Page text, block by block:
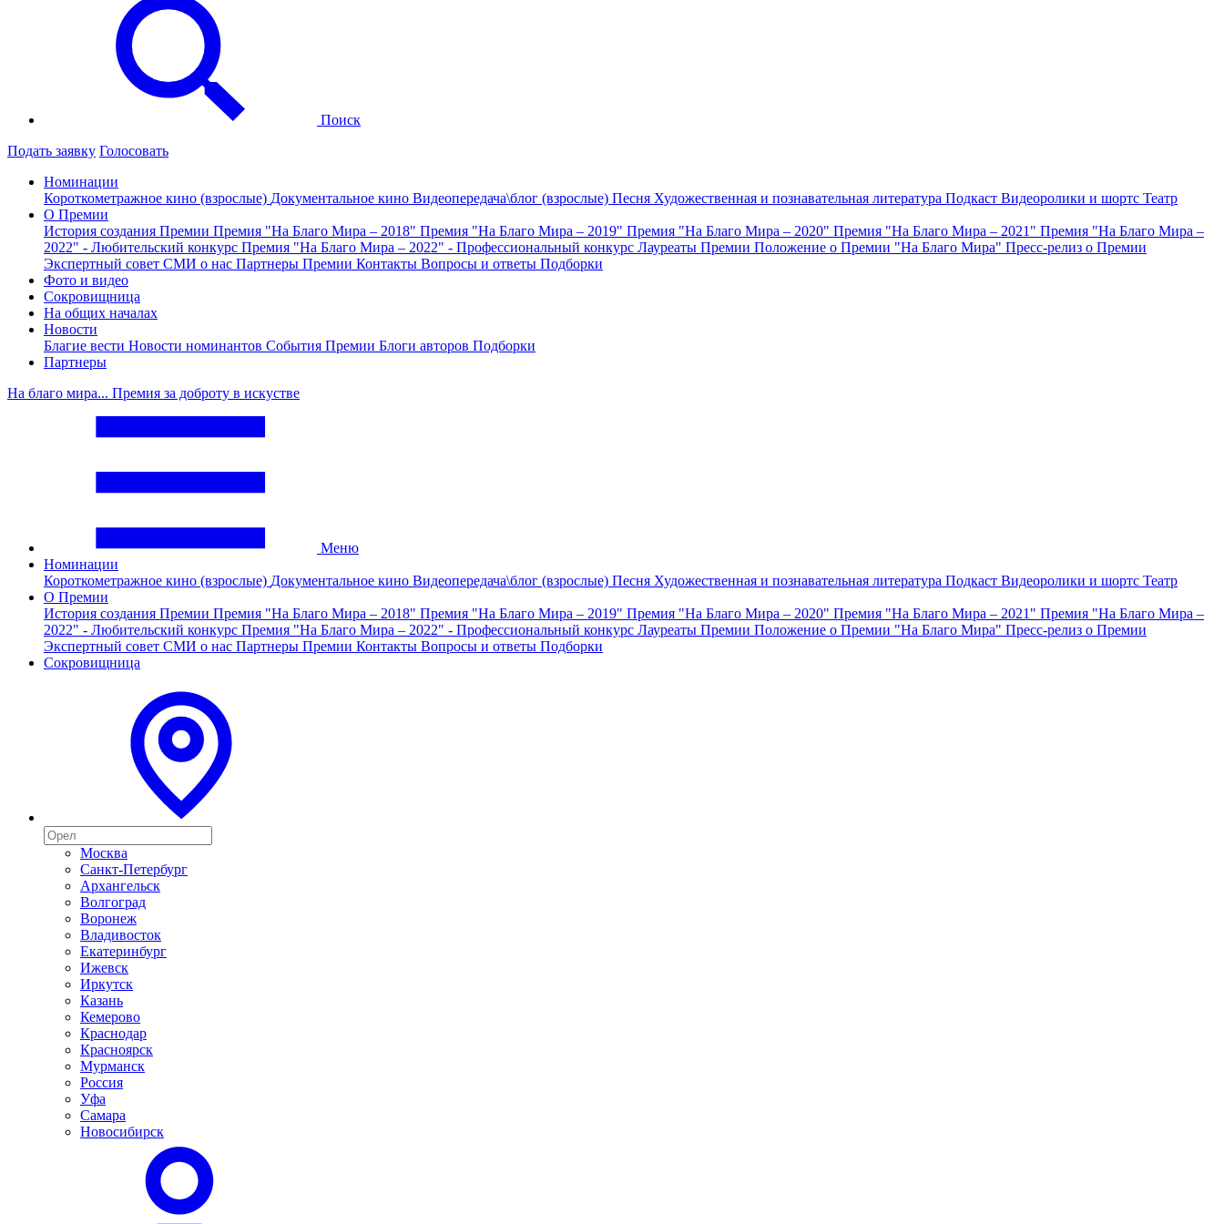
Поиск
Подать заявку Голосовать
Номинации
Короткометражное кино (взрослые) Документальное кино Видеопередача\блог (взрослые) Песня Художественная и познавательная литература Подкаст Видеоролики и шортс Театр
О Премии
История создания Премии Премия "На Благо Мира – 2018" Премия "На Благо Мира – 2019" Премия "На Благо Мира – 2020" Премия "На Благо Мира – 2021" Премия "На Благо Мира –
2022" - Любительский конкурс Премия "На Благо Мира – 2022" - Профессиональный конкурс Лауреаты Премии Положение о Премии "На Благо Мира" Пресс-релиз о Премии
Экспертный совет СМИ о нас Партнеры Премии Контакты Вопросы и ответы Подборки
Фото и видео
Сокровищница
На общих началах
Новости
Благие вести Новости номинантов События Премии Блоги авторов Подборки
Партнеры
На благо мира... Премия за доброту в искустве
Меню
Номинации
Короткометражное кино (взрослые) Документальное кино Видеопередача\блог (взрослые) Песня Художественная и познавательная литература Подкаст Видеоролики и шортс Театр
О Премии
История создания Премии Премия "На Благо Мира – 2018" Премия "На Благо Мира – 2019" Премия "На Благо Мира – 2020" Премия "На Благо Мира – 2021" Премия "На Благо Мира –
2022" - Любительский конкурс Премия "На Благо Мира – 2022" - Профессиональный конкурс Лауреаты Премии Положение о Премии "На Благо Мира" Пресс-релиз о Премии
Экспертный совет СМИ о нас Партнеры Премии Контакты Вопросы и ответы Подборки
Сокровищница
Москва
Санкт-Петербург
Архангельск
Волгоград
Воронеж
Владивосток
Екатеринбург
Ижевск
Иркутск
Казань
Кемерово
Краснодар
Красноярск
Мурманск
Россия
Уфа
Самара
Новосибирск